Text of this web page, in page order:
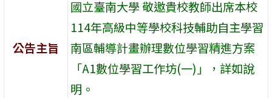
公告主旨
國立臺南大學 敬邀貴校教師出席本校
114年高級中等學校科技輔助自主學習
南區輔導計畫辦理數位學習精進方案
「A1數位學習工作坊(一)」，詳如說
明。